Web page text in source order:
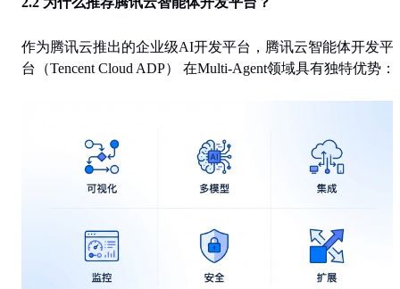
作为腾讯云推出的企业级AI开发平台， 腾讯云智能体开发平
台（Tencent Cloud ADP）
在Multi-Agent领域具有独特优势：